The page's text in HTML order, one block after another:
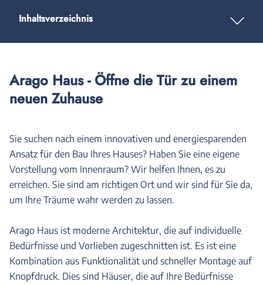
Inhaltsverzeichnis
Arago Haus - Öffne die Tür zu einem
neuen Zuhause
Sie suchen nach einem innovativen und energiesparenden
Ansatz für den Bau Ihres Hauses? Haben Sie eine eigene
Vorstellung vom Innenraum? Wir helfen Ihnen, es zu
erreichen. Sie sind am richtigen Ort und wir sind für Sie da,
um Ihre Träume wahr werden zu lassen.
Arago Haus ist moderne Architektur, die auf individuelle
Bedürfnisse und Vorlieben zugeschnitten ist. Es ist eine
Kombination aus Funktionalität und schneller Montage auf
Knopfdruck. Dies sind Häuser, die auf Ihre Bedürfnisse